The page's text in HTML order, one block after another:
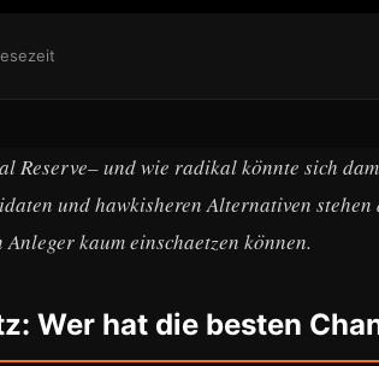
Reserve– und wie radikal könnte sich
und hawkisheren Alternativen
kaum einschaetzen können.
Wer hat die besten